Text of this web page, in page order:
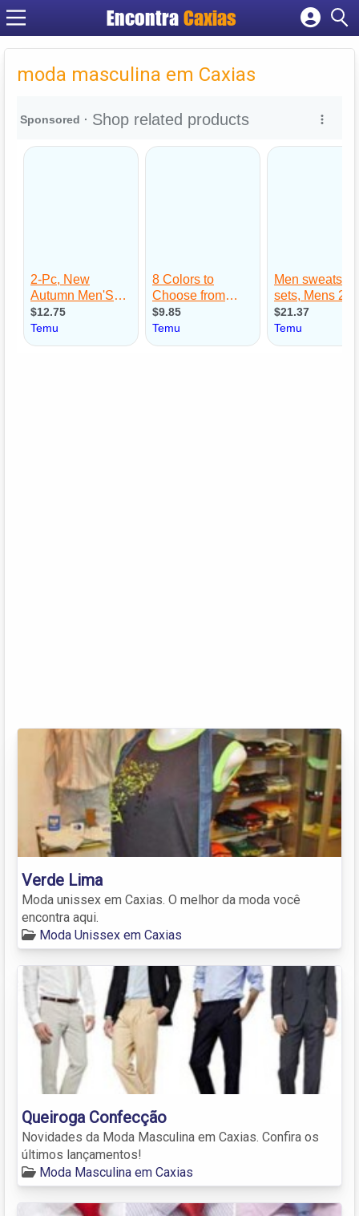
EncontraCaxias
Cadastrar empresa
Criar conta
moda masculina em Caxias
Verde Lima
Moda unissex em Caxias. O melhor da moda você
encontra aqui.
Moda Unissex em Caxias
Queiroga Confecção
Novidades da Moda Masculina em Caxias. Confira os
últimos lançamentos!
Moda Masculina em Caxias